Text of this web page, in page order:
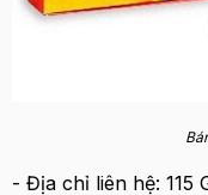
- Địa chỉ liên hệ: 115